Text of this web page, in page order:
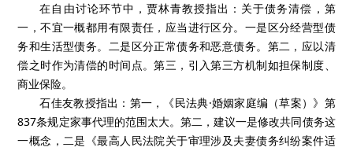
在自由讨论环节中，贾林青教授指出：关于债务清偿，第
一，不宜一概都用有限责任，应当进行区分。一是区分经营型债
务和生活型债务。二是区分正常债务和恶意债务。第二，应以清
偿之时作为清偿的时间点。第三，引入第三方机制如担保制度、
商业保险。
石佳友教授指出：第一，《民法典·婚姻家庭编（草案）》第
837条规定家事代理的范围太大。第二，建议一是修改共同债务这
一概念，二是《最高人民法院关于审理涉及夫妻债务纠纷案件适